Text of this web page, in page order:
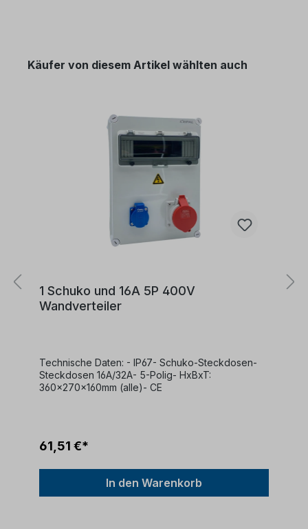
Käufer von diesem Artikel wählten auch
1 Schuko und 16A 5P 400V
Wandverteiler
Technische Daten: - IP67- Schuko-Steckdosen-
Steckdosen 16A/32A- 5-Polig- HxBxT:
360x270x160mm (alle)- CE
61,51 €*
In den Warenkorb